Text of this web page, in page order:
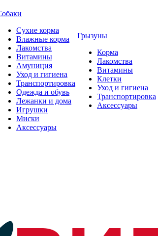
Сухие корма
Влажные корма
Лакомства
Витамины
Амуниция
Уход и гигиена
Транспортировка
Одежда и обувь
Лежанки и дома
Игрушки
Миски
Аксессуары
Грызуны
Корма
Лакомства
Витамины
Клетки
Уход и гигиена
Транспортировка
Аксессуары